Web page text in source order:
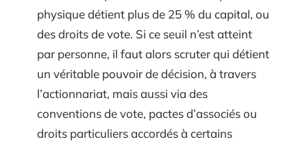
physique détient plus de 25 % du capital, ou
des droits de vote. Si ce seuil n’est atteint
par personne, il faut alors scruter qui détient
un véritable pouvoir de décision, à travers
l’actionnariat, mais aussi via des
conventions de vote, pactes d’associés ou
droits particuliers accordés à certains